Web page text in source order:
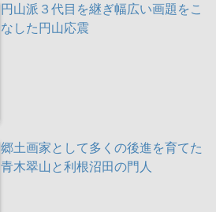
円山派３代目を継ぎ幅広い画題をこ
なした円山応震
郷土画家として多くの後進を育てた
青木翠山と利根沼田の門人